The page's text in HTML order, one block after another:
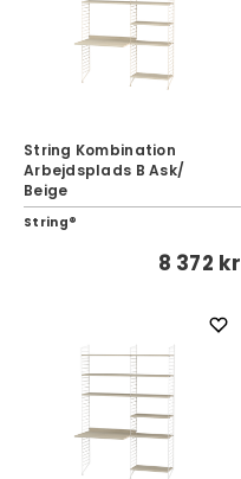
String Kombination
Arbejdsplads B Ask/
Beige
String®
8 372 kr